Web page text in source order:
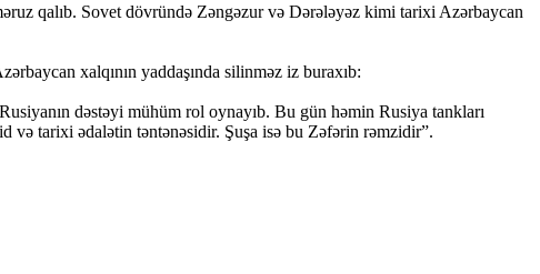
qalıb. Sovet dövründə Zəngəzur və Dərələyəz kimi tarixi Azərbaycan
xalqının yaddaşında silinməz iz buraxıb:
dəstəyi mühüm rol oynayıb. Bu gün həmin Rusiya tankları
və tarixi ədalətin təntənəsidir. Şuşa isə bu Zəfərin rəmzidir”.